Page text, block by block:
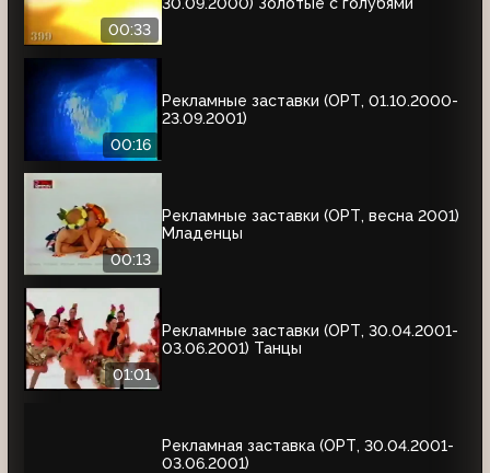
00:33
00:16
Рекламные заставки (ОРТ, 01.10.2000-
23.09.2001)
00:13
Рекламные заставки (ОРТ, весна 2001)
Младенцы
01:01
Рекламные заставки (ОРТ, 30.04.2001-
03.06.2001) Танцы
Рекламная заставка (ОРТ, 30.04.2001-
03.06.2001)